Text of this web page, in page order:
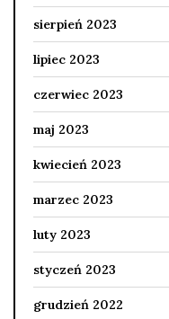
sierpień 2023
lipiec 2023
czerwiec 2023
maj 2023
kwiecień 2023
marzec 2023
luty 2023
styczeń 2023
grudzień 2022